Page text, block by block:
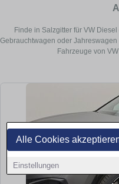
Alle Cookies
Einstellungen
Finde in Salzgitter für VW
Gebrauchtwagen oder
Fahrzeuge von